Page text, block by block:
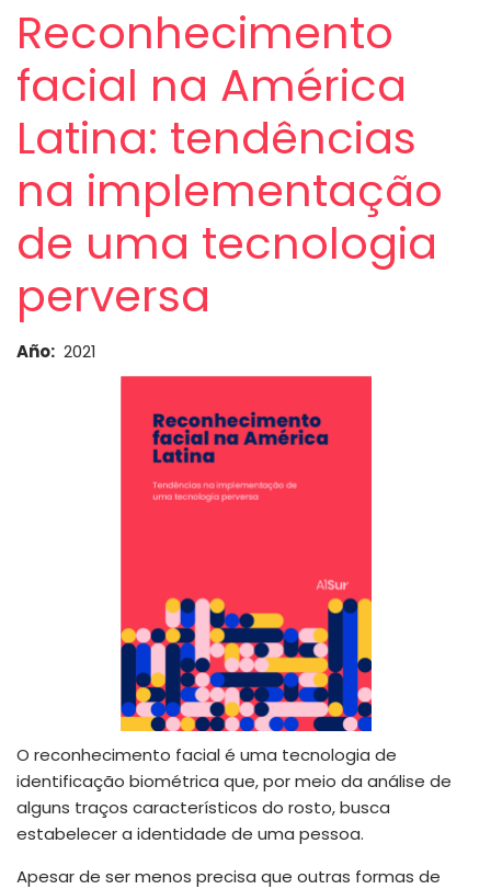
Reconhecimento
facial na América
Latina: tendências
na implementação
de uma tecnologia
perversa
Año 2021
O reconhecimento facial é uma tecnologia de
identificação biométrica que, por meio da análise de
alguns traços característicos do rosto, busca
estabelecer a identidade de uma pessoa.
Apesar de ser menos precisa que outras formas de